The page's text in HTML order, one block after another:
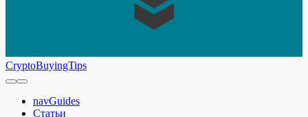
CryptoBuyingTips
navGuides
Статьи